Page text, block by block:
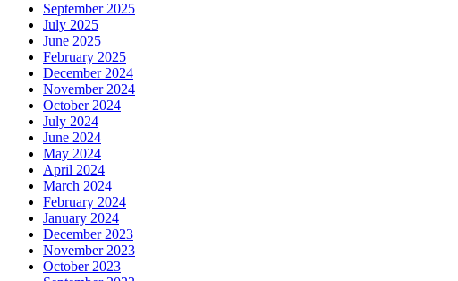
September 2025
July 2025
June 2025
February 2025
December 2024
November 2024
October 2024
July 2024
June 2024
May 2024
April 2024
March 2024
February 2024
January 2024
December 2023
November 2023
October 2023